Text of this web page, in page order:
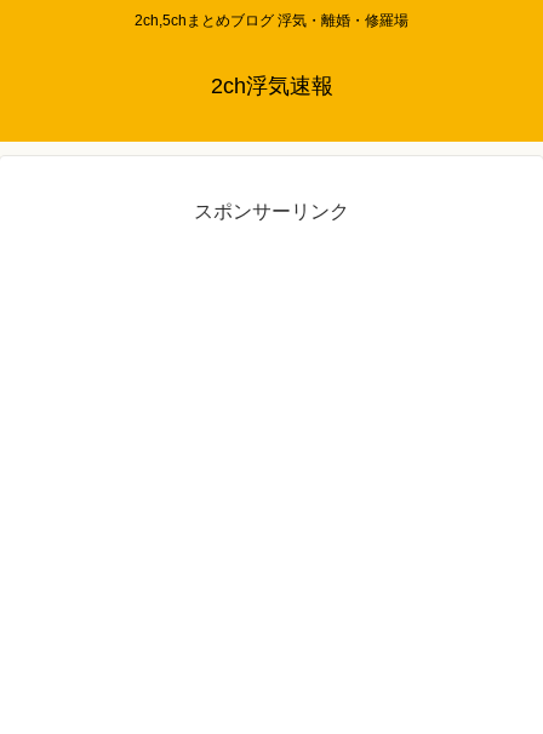
2ch,5chまとめブログ 浮気・離婚・修羅場
2ch浮気速報
スポンサーリンク